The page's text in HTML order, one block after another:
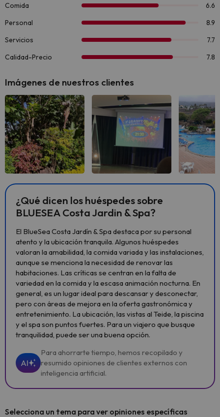
Imágenes de nuestros clientes
¿Qué dicen los huéspedes sobre
BLUESEA Costa Jardin & Spa?
El BlueSea Costa Jardín & Spa destaca por su personal
atento y la ubicación tranquila. Algunos huéspedes
valoran la amabilidad, la comida variada y las instalaciones,
aunque se menciona la necesidad de renovar las
habitaciones. Las críticas se centran en la falta de
variedad en la comida y la escasa animación nocturna. En
general, es un lugar ideal para descansar y desconectar,
pero con áreas de mejora en la oferta gastronómica y
entretenimiento. La ubicación, las vistas al Teide, la piscina
y el spa son puntos fuertes. Para un viajero que busque
tranquilidad, puede ser una buena opción.
AI
Para ahorrarte tiempo, hemos recopilado y
resumido opiniones de clientes externos con
inteligencia artificial.
Selecciona un tema para ver opiniones específicas